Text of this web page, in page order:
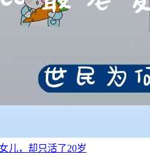
儿，却只活了20岁